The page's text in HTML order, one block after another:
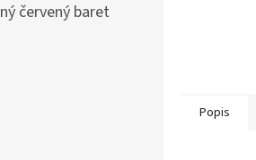
červený baret
je 5 z 5 hvězdiček.
Popis